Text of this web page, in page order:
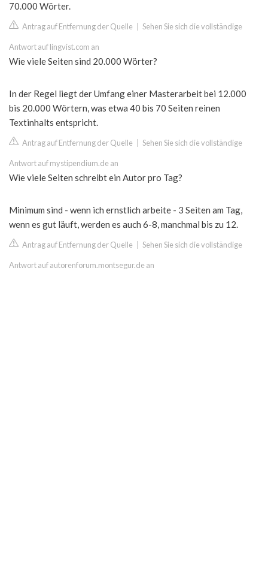
70.000 Wörter.
Antrag auf Entfernung der Quelle Sehen Sie sich die vollständige
Antwort auf lingvist.com an
Wie viele Seiten sind 20.000 Wörter?
In der Regel liegt der Umfang einer Masterarbeit bei 12.000
bis 20.000 Wörtern, was etwa 40 bis 70 Seiten reinen
Textinhalts entspricht.
Antrag auf Entfernung der Quelle Sehen Sie sich die vollständige
Antwort auf mystipendium.de an
Wie viele Seiten schreibt ein Autor pro Tag?
Minimum sind - wenn ich ernstlich arbeite - 3 Seiten am Tag,
wenn es gut läuft, werden es auch 6-8, manchmal bis zu 12.
Antrag auf Entfernung der Quelle Sehen Sie sich die vollständige
Antwort auf autorenforum.montsegur.de an